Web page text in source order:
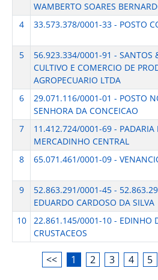
WAMBERTO SOARES
4
33.573.378/0001-33 - POSTO
5
56.923.334/0001-91 - SANTOS
CULTIVO E COMERCIO DE
AGROPECUARIO LTDA
6
29.071.116/0001-01 - POSTO
SENHORA DA CONCEICAO
7
11.412.724/0001-69 - PADARIA
MERCADINHO CENTRAL
8
65.071.461/0001-09 -
9
52.863.291/0001-45 -
EDUARDO CARDOSO DA SILVA
10
22.861.145/0001-10 - EDINHO
CRUSTACEOS
<< 1 2 3 4 5